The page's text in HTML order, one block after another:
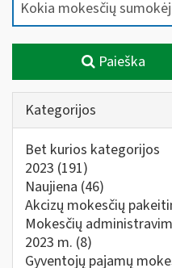
Paieška
Kategorijos
Bet kurios kategorijos
2023 (191)
Naujiena (46)
Akcizų mokesčių
Mokesčių
2023 m. (8)
Gyventojų pajamų